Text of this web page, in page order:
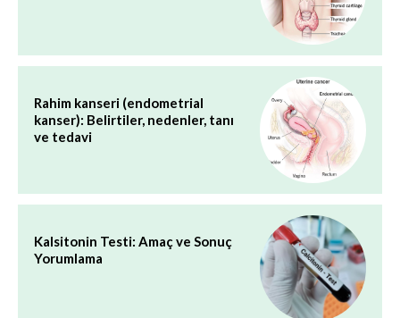
Rahim kanseri (endometrial
kanser): Belirtiler, nedenler, tanı
ve tedavi
Kalsitonin Testi: Amaç ve Sonuç
Yorumlama